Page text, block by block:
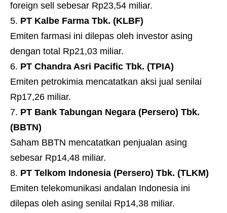
foreign sell sebesar Rp23,54 miliar.
PT Kalbe Farma Tbk. (KLBF)
Emiten farmasi ini dilepas oleh investor asing
dengan total Rp21,03 miliar.
PT Chandra Asri Pacific Tbk. (TPIA)
Emiten petrokimia mencatatkan aksi jual senilai
Rp17,26 miliar.
PT Bank Tabungan Negara (Persero) Tbk.
(BBTN)
Saham BBTN mencatatkan penjualan asing
sebesar Rp14,48 miliar.
PT Telkom Indonesia (Persero) Tbk. (TLKM)
Emiten telekomunikasi andalan Indonesia ini
dilepas oleh asing senilai Rp14,38 miliar.